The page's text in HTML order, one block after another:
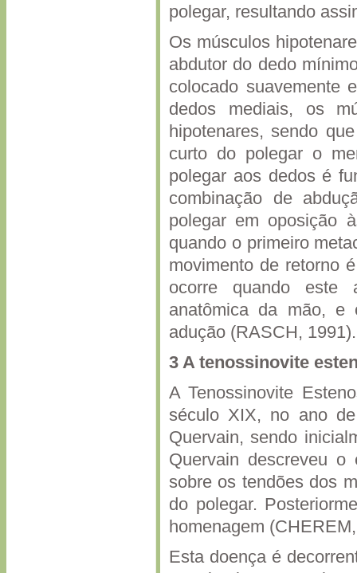
polegar, resultando
Os músculos
abdutor do dedo
colocado suavemente
dedos mediais, os
hipotenares, sendo
curto do polegar o
polegar aos dedos é
combinação de
polegar em oposição
quando o primeiro
movimento de retorno
ocorre quando este
anatômica da mão, e
adução (RASCH, 1991).
3 A tenossinovite
A Tenossinovite
século XIX, no ano
Quervain, sendo
Quervain descreveu o
sobre os tendões dos
do polegar.
homenagem
Esta doença é